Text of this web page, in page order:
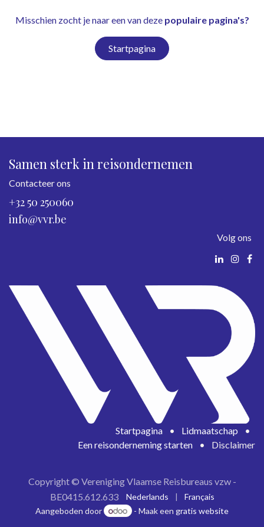
Misschien zocht je naar een van deze populaire pagina's?
Startpagina
Samen sterk in reisondernemen
Contacteer ons
+32 50 250060
info@vvr.be
Volg ons
Startpagina • Lidmaatschap
•
Een reisonderneming starten
• Disclaimer
Copyright © Vereniging Vlaamse Reisbureaus vzw -
BE0415.612.633
Nederlands |
Français
Aangeboden door
- Maak een gratis website